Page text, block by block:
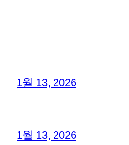
1월 13, 2026
1월 13, 2026